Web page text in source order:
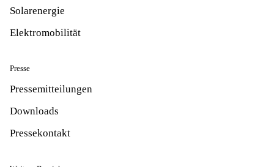
Solarenergie
Elektromobilität
Presse
Pressemitteilungen
Downloads
Pressekontakt